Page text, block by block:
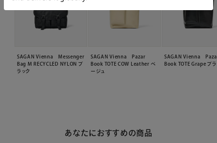
SAGAN Vienna Messenger
Bag M RECYCLED NYLON ブ
ラック
SAGAN Vienna Pazar
Book TOTE COW Leather ベ
ージュ
SAGAN Vienna
Book TOTE Grape ブラ
あなたにおすすめの商品